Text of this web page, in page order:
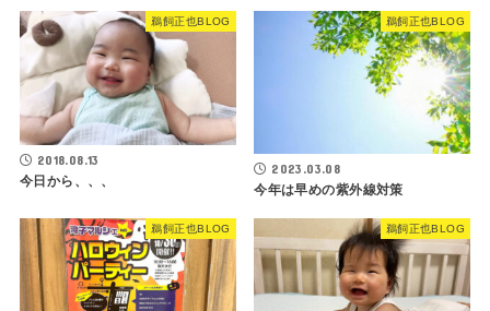
鵜飼正也BLOG
2018.08.13
今日から、、、
鵜飼正也BLOG
2023.03.08
今年は早めの紫外線対策
鵜飼正也BLOG 鵜飼正也BLOG